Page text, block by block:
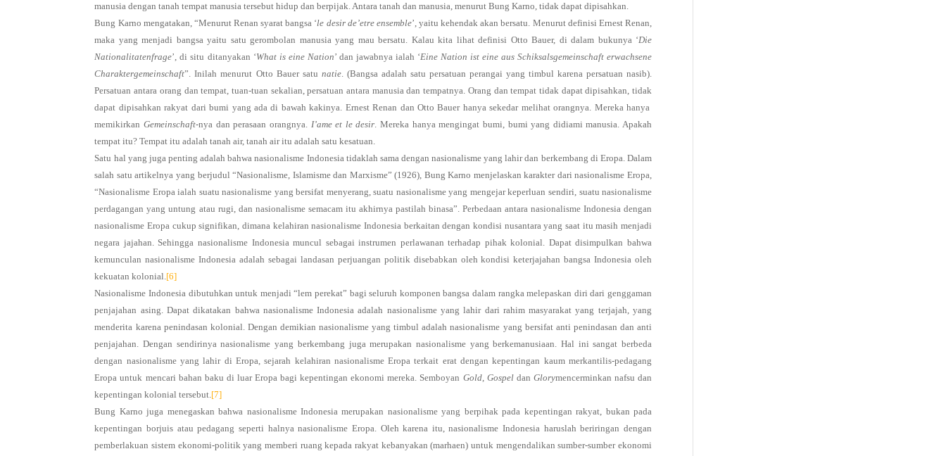
manusia dengan tanah tempat manusia tersebut hidup dan berpijak. Antara tanah dan manusia, menurut Bung Karno, tidak dapat dipisahkan.
Bung Karno mengatakan, “Menurut Renan syarat bangsa ‘le desir de’etre ensemble’, yaitu kehendak akan bersatu. Menurut definisi Ernest Renan,
maka yang menjadi bangsa yaitu satu gerombolan manusia yang mau bersatu. Kalau kita lihat definisi Otto Bauer, di dalam bukunya ‘Die
Nationalitatenfrage’, di situ ditanyakan ‘What is eine Nation’ dan jawabnya ialah ‘Eine Nation ist eine aus Schiksalsgemeinschaft erwachsene
Charaktergemeinschaft”. Inilah menurut Otto Bauer satu natie. (Bangsa adalah satu persatuan perangai yang timbul karena persatuan nasib).
Persatuan antara orang dan tempat, tuan-tuan sekalian, persatuan antara manusia dan tempatnya. Orang dan tempat tidak dapat dipisahkan, tidak
dapat dipisahkan rakyat dari bumi yang ada di bawah kakinya. Ernest Renan dan Otto Bauer hanya sekedar melihat orangnya. Mereka hanya
memikirkanGemeinschaft-nya dan perasaan orangnya. I’ame et le desir. Mereka hanya mengingat bumi, bumi yang didiami manusia. Apakah
tempat itu? Tempat itu adalah tanah air, tanah air itu adalah satu kesatuan.
Satu hal yang juga penting adalah bahwa nasionalisme Indonesia tidaklah sama dengan nasionalisme yang lahir dan berkembang di Eropa. Dalam
salah satu artikelnya yang berjudul “Nasionalisme, Islamisme dan Marxisme” (1926), Bung Karno menjelaskan karakter dari nasionalisme Eropa,
“Nasionalisme Eropa ialah suatu nasionalisme yang bersifat menyerang, suatu nasionalisme yang mengejar keperluan sendiri, suatu nasionalisme
perdagangan yang untung atau rugi, dan nasionalisme semacam itu akhirnya pastilah binasa”. Perbedaan antara nasionalisme Indonesia dengan
nasionalisme Eropa cukup signifikan, dimana kelahiran nasionalisme Indonesia berkaitan dengan kondisi nusantara yang saat itu masih menjadi
negara jajahan. Sehingga nasionalisme Indonesia muncul sebagai instrumen perlawanan terhadap pihak kolonial. Dapat disimpulkan bahwa
kemunculan nasionalisme Indonesia adalah sebagai landasan perjuangan politik disebabkan oleh kondisi keterjajahan bangsa Indonesia oleh
kekuatan kolonial.[6]
Nasionalisme Indonesia dibutuhkan untuk menjadi “lem perekat” bagi seluruh komponen bangsa dalam rangka melepaskan diri dari genggaman
penjajahan asing. Dapat dikatakan bahwa nasionalisme Indonesia adalah nasionalisme yang lahir dari rahim masyarakat yang terjajah, yang
menderita karena penindasan kolonial. Dengan demikian nasionalisme yang timbul adalah nasionalisme yang bersifat anti penindasan dan anti
penjajahan. Dengan sendirinya nasionalisme yang berkembang juga merupakan nasionalisme yang berkemanusiaan. Hal ini sangat berbeda
dengan nasionalisme yang lahir di Eropa, sejarah kelahiran nasionalisme Eropa terkait erat dengan kepentingan kaum merkantilis-pedagang
Eropa untuk mencari bahan baku di luar Eropa bagi kepentingan ekonomi mereka. Semboyan Gold, Gospeldan Glorymencerminkan nafsu dan
kepentingan kolonial tersebut.[7]
Bung Karno juga menegaskan bahwa nasionalisme Indonesia merupakan nasionalisme yang berpihak pada kepentingan rakyat, bukan pada
kepentingan borjuis atau pedagang seperti halnya nasionalisme Eropa. Oleh karena itu, nasionalisme Indonesia haruslah beriringan dengan
pemberlakuan sistem ekonomi-politik yang memberi ruang kepada rakyat kebanyakan (marhaen) untuk mengendalikan sumber-sumber ekonomi